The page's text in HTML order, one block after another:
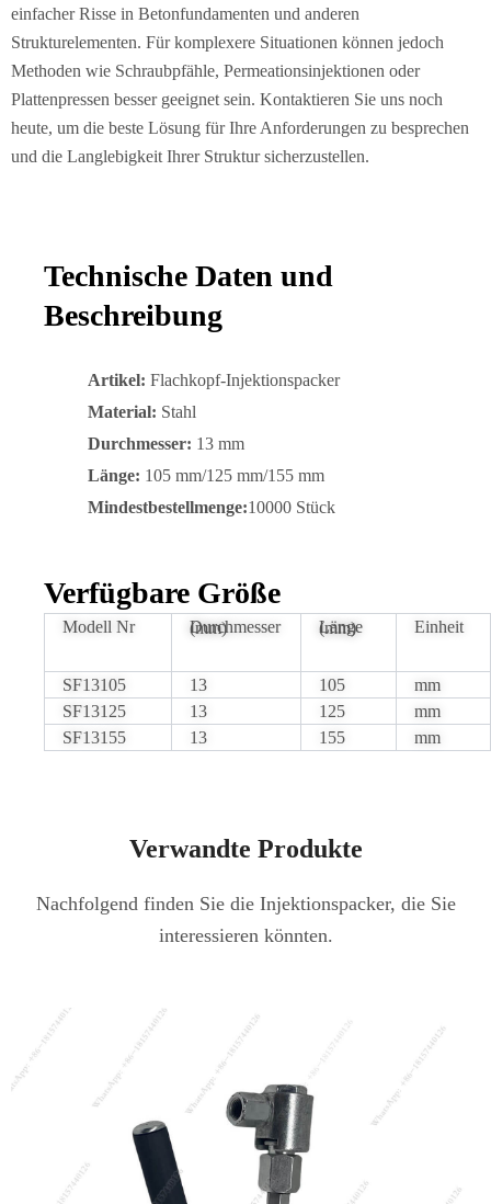
einfacher Risse in Betonfundamenten und anderen
Strukturelementen. Für komplexere Situationen können jedoch
Methoden wie Schraubpfähle, Permeationsinjektionen oder
Plattenpressen besser geeignet sein. Kontaktieren Sie uns noch
heute, um die beste Lösung für Ihre Anforderungen zu besprechen
und die Langlebigkeit Ihrer Struktur sicherzustellen.
Technische Daten und
Beschreibung
Artikel: Flachkopf-Injektionspacker
Material: Stahl
Durchmesser: 13 mm
Länge: 105 mm/125 mm/155 mm
Mindestbestellmenge:10000 Stück
Verfügbare Größe
Modell Nr Durchmesser (mm) Länge (mm) Einheit
SF13105 13 105
mm
SF13125
13 125
mm
SF13155
13 155 mm
Verwandte Produkte
Nachfolgend finden Sie die Injektionspacker, die Sie
interessieren könnten.